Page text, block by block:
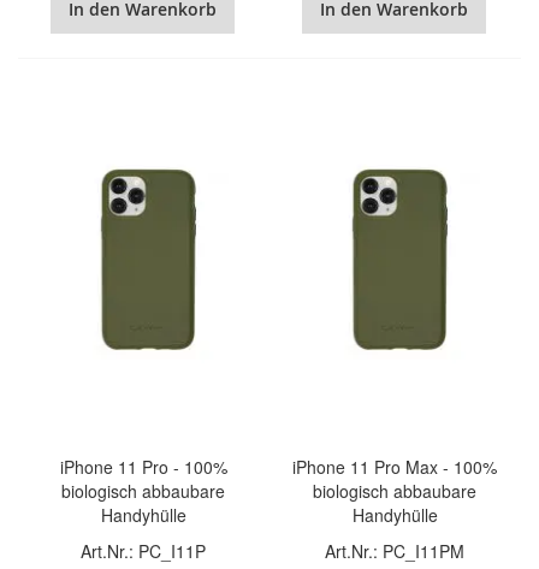
In den Warenkorb In den Warenkorb
iPhone 11 Pro - 100%
biologisch abbaubare
Handyhülle
Art.Nr.: PC_I11P
iPhone 11 Pro Max - 100%
biologisch abbaubare
Handyhülle
Art.Nr.: PC_I11PM